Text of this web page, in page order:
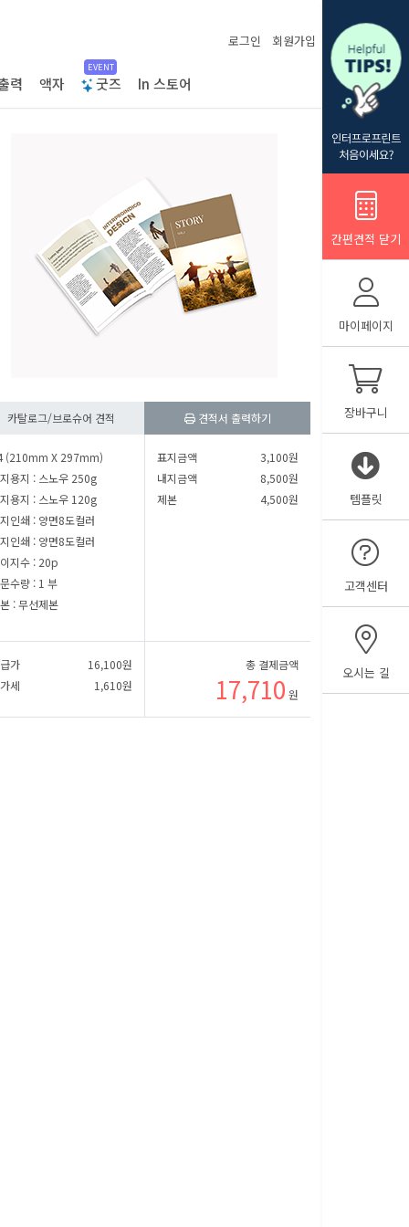
로그인 회원가입
력 액자
EVENT
굿즈 In 스토어
㎜ 세로
㎜ 세로
㎜ 세로
간편견적 닫기
마이페이지
장바구니
템플릿
고객센터
오시는 길
카탈로그/브로슈어 견적 견적서 출력하기
(210mm X 297mm)
용지 : 스노우 250g
용지 : 스노우 120g
인쇄 : 양면8도컬러
인쇄 : 양면8도컬러
지수 : 20p
수량 : 1 부
:무선제본
표지금액 3,100원
내지금액
8,500원
제본
4,500원
가 16,100원
세
1,610원
총 결제금액
17,710 원